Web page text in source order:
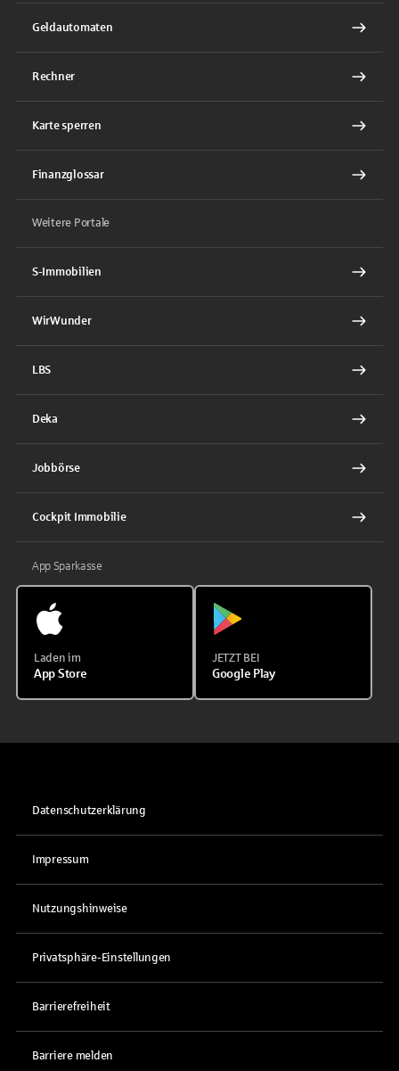
Geldautomaten
Rechner
Karte sperren
Finanzglossar
Weitere Portale
S-Immobilien
WirWunder
LBS
Deka
Jobbörse
Cockpit Immobilie
App Sparkasse
Laden im
App Store
JETZT BEI
Google Play
Datenschutzerklärung
Impressum
Nutzungshinweise
Privatsphäre-Einstellungen
Barrierefreiheit
Barriere melden